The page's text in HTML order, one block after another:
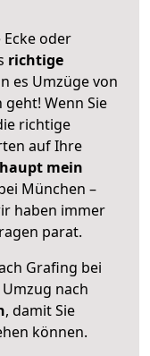
oder
richtige
es Umzüge von
Wenn Sie
richtige
auf Ihre
mein
München –
haben immer
parat.
Grafing bei
nach
, damit Sie
können.